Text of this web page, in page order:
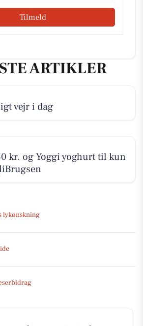
Tilmeld
ARTIKLER
vejr i dag
kr. og Yoggi yoghurt til kun
lykønskning